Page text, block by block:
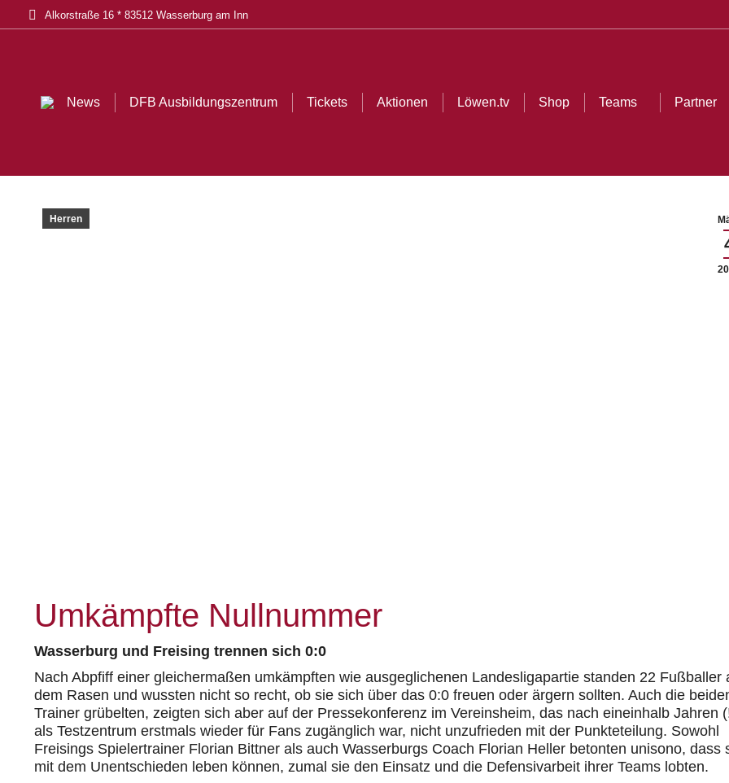
Alkorstraße 16 * 83512 Wasserburg am Inn
News DFB Ausbildungszentrum Tickets Aktionen Löwen.tv Shop Teams Partner
Herren
Umkämpfte Nullnummer
Wasserburg und Freising trennen sich 0:0
Nach Abpfiff einer gleichermaßen umkämpften wie ausgeglichenen Landesligapartie standen 22 Fußballer
dem Rasen und wussten nicht so recht, ob sie sich über das 0:0 freuen oder ärgern sollten. Auch die
Trainer grübelten, zeigten sich aber auf der Pressekonferenz im Vereinsheim, das nach eineinhalb Jahren
als Testzentrum erstmals wieder für Fans zugänglich war, nicht unzufrieden mit der Punkteteilung. Sowohl
Freisings Spielertrainer Florian Bittner als auch Wasserburgs Coach Florian Heller betonten unisono, dass
mit dem Unentschieden leben können, zumal sie den Einsatz und die Defensivarbeit ihrer Teams lobten.